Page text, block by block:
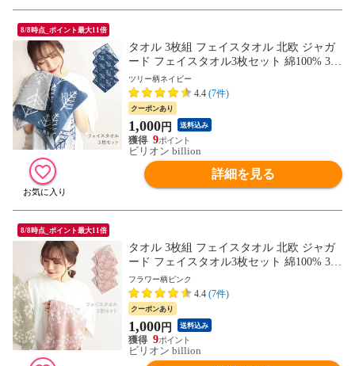
8/8時点_ポイント最大11倍
タオル 3枚組 フェイスタオル 北欧 ジャガ
ード フェイスタオル3枚セット 綿100% 34×
84cm 【ツリー柄 ネイビー】
ツリー柄ネイビー
4.4 (7件)
クーポンあり
1,000円 送料込み
9
ビリオン billion
詳細を見る
8/8時点_ポイント最大11倍
タオル 3枚組 フェイスタオル 北欧 ジャガ
ード フェイスタオル3枚セット 綿100% 34×
84cm 【フラワー柄 ピンク】
フラワー柄ピンク
4.4 (7件)
クーポンあり
1,000円 送料込み
9
ビリオン billion